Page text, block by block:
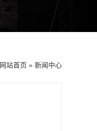
网站首页 » 新闻中心